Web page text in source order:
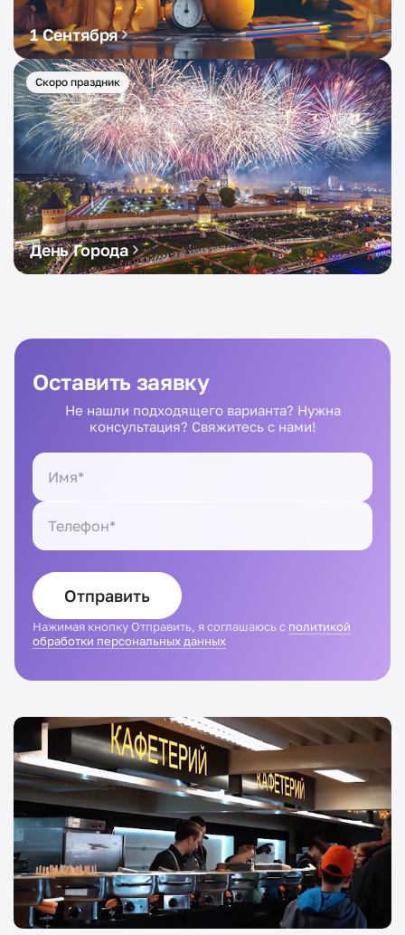
1 Сентября
Скоро праздник
День Города
Оставить заявку
Не нашли подходящего варианта? Нужна
консультация? Свяжитесь с нами!
Отправить
Нажимая кнопку Отправить, я соглашаюсь с политикой
обработки персональных данных